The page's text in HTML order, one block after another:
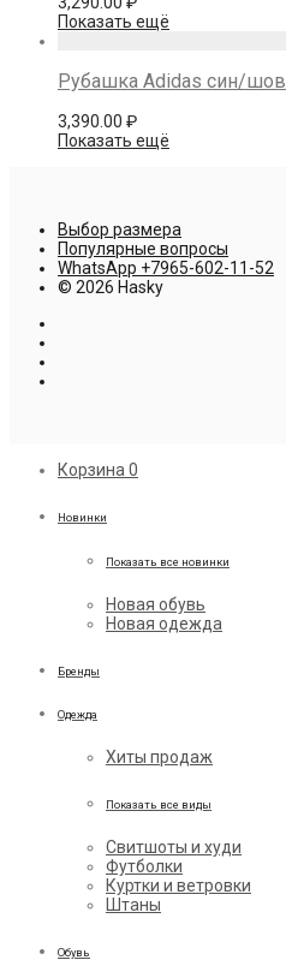
Показать ещё
Рубашка Adidas син/шов
3,390.00 ₽
Показать ещё
Выбор размера
Популярные вопросы
WhatsApp +7965-602-11-52
© 2026 Hasky
Корзина 0
Новинки
Показать все новинки
Новая обувь
Новая одежда
Бренды
Одежда
Хиты продаж
Показать все виды
Свитшоты и худи
Футболки
Куртки и ветровки
Штаны
Обувь